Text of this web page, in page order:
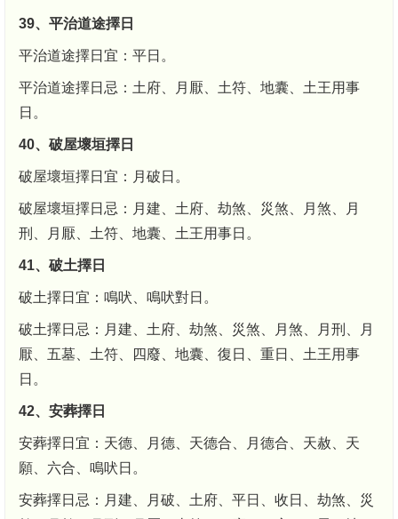
39、平治道途擇日
平治道途擇日宜：平日。
平治道途擇日忌：土府、月厭、土符、地囊、土王用事
日。
40、破屋壞垣擇日
破屋壞垣擇日宜：月破日。
破屋壞垣擇日忌：月建、土府、劫煞、災煞、月煞、月
刑、月厭、土符、地囊、土王用事日。
41、破土擇日
破土擇日宜：鳴吠、鳴吠對日。
破土擇日忌：月建、土府、劫煞、災煞、月煞、月刑、月
厭、五墓、土符、四廢、地囊、復日、重日、土王用事
日。
42、安葬擇日
安葬擇日宜：天德、月德、天德合、月德合、天赦、天
願、六合、鳴吠日。
安葬擇日忌：月建、月破、土府、平日、收日、劫煞、災